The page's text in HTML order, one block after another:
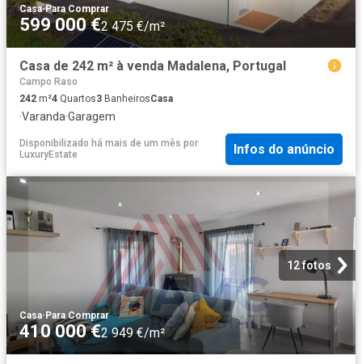
Casa·Para Comprar
599 000 €2 475 €/m²
Casa de 242 m² à venda Madalena, Portugal
Campo Raso
242 m²4 Quartos3 BanheirosCasa
·Varanda·Garagem
Disponibilizado há mais de um mês por
LuxuryEstate
Infos do anúncio
12 fotos
Casa· Para Comprar
410 000 €2 949 €/m²